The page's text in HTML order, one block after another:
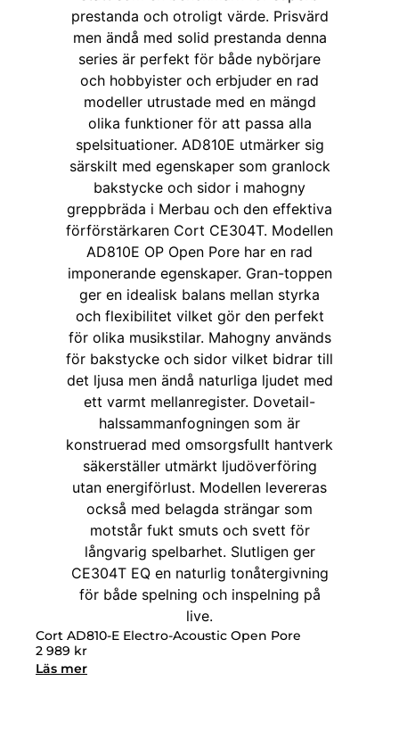
Cort AD810-E Electro-Acoustic Open Pore
2 989 kr
Läs mer